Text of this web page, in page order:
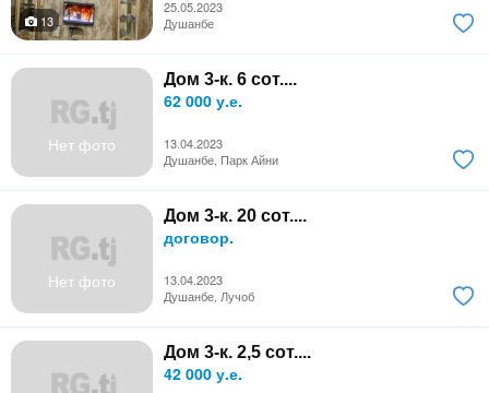
25.05.2023
13
Душанбе
Нет фото
Дом 3-к. 6 сот....
62 000 у.е.
13.04.2023
Душанбе, Парк Айни
Нет фото
Дом 3-к. 20 сот....
договор.
13.04.2023
Душанбе, Лучоб
Дом 3-к. 2,5 сот....
42 000 у.е.